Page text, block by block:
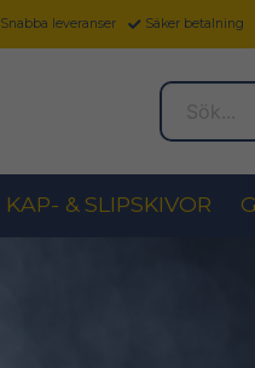
Snabba leveranser Säker betalning
Sök...
KAP- & SLIPSKIVOR